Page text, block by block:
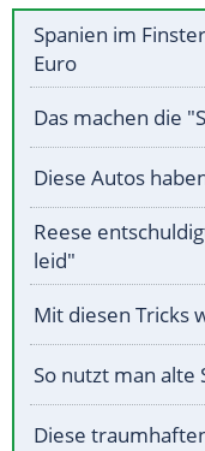
Spanien im
Euro
Das machen die
Diese Autos
Reese
leid"
Mit diesen Tricks
So nutzt man alte
Diese